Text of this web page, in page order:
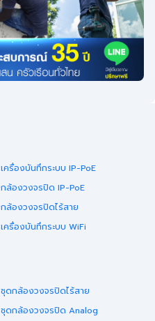
เครื่องบันทึกระบบ IP-PoE
กล้องวงจรปิด IP-PoE
กล้องวงจรปิดไร้สาย
เครื่องบันทึกระบบ WiFi
ชุดกล้องวงจรปิดไร้สาย
ชุดกล้องวงจรปิด Analog